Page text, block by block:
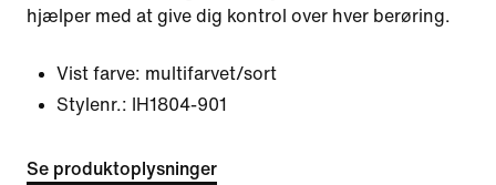
hjælper med at give dig kontrol over hver berøring.
Vist farve: multifarvet/sort
Stylenr.:
IH1804-901
Se produktoplysninger